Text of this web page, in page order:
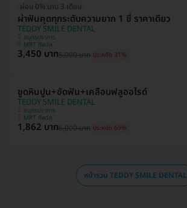
ผ่อน 0% นาน 3 เดือน
ผ่าฟันคุดทุกระดับความยาก 1 ซี่ ราคาเดียว
TEDDY SMILE DENTAL
สมุทรปราการ
MRT ทิพวัล
3,450 บาท5,000 บาท ประหยัด 31%
ขูดหินปูน+ขัดฟัน+เคลือบฟลูออไรด์
TEDDY SMILE DENTAL
สมุทรปราการ
MRT ทิพวัล
1,862 บาท6,000 บาท ประหยัด 69%
หน้ารวม TEDDY SMILE DENTAL